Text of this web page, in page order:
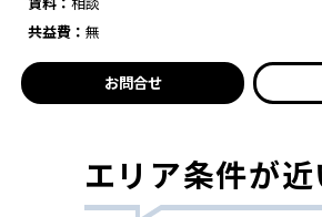
共益費： 無
お問合せ
エリア条件が